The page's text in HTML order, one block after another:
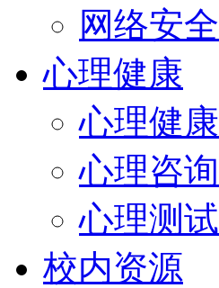
网络安全
心理健康
心理健康
心理咨询
心理测试
校内资源